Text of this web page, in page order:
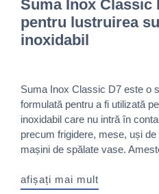
Suma Inox Classic
pentru lustruirea
inoxidabil
Suma Inox Classic D7 este o
formulată pentru a fi utilizată
inoxidabil care nu intră în
precum frigidere, mese, uși
mașini de spălate vase.
afișați mai mult